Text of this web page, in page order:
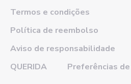
Termos e condições
Política de reembolso
Aviso de responsabilidade
QUERIDA
Preferências